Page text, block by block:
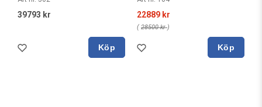
39793 kr
Köp
22889 kr
( 28500 kr)
Köp